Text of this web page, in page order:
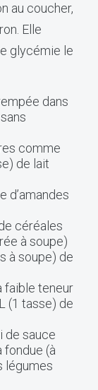
au coucher,
Elle
glycémie le
dans
comme
de lait
d’amandes
céréales
à soupe)
à soupe) de
faible teneur
(1 tasse) de
de sauce
fondue (à
légumes